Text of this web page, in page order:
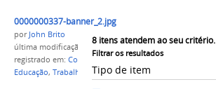
8 itens atendem ao seu critério.
Filtrar os resultados
Tipo de item
0000000337-banner_2.jpg
por John Brito
última modificação
em 15/05/2018 15h11
registrado em: Concurso,Ideias Inovadoras
Educação, Trabalho CPLP